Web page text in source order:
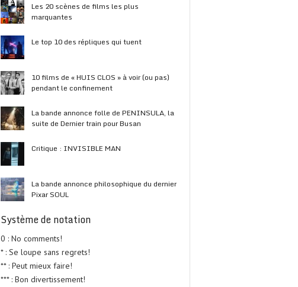
Les 20 scènes de films les plus
marquantes
Le top 10 des répliques qui tuent
10 films de « HUIS CLOS » à voir (ou pas)
pendant le confinement
La bande annonce folle de PENINSULA, la
suite de Dernier train pour Busan
Critique : INVISIBLE MAN
La bande annonce philosophique du dernier
Pixar SOUL
Système de notation
0 : No comments!
* : Se loupe sans regrets!
** : Peut mieux faire!
*** : Bon divertissement!